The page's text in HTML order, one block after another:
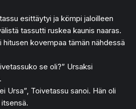
esittäytyi ja kömpi jaloilleen
tassutti ruskea kaunis naaras.
kovempaa tämän nähdessä
se oli?” Ursaksi
Ursa”, Toivetassu sanoi. Hän oli